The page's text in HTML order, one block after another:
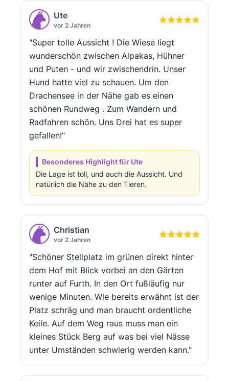
Ute
vor 2 Jahren
"Super tolle Aussicht ! Die Wiese liegt
wunderschön zwischen Alpakas, Hühner
und Puten - und wir zwischendrin. Unser
Hund hatte viel zu schauen. Um den
Drachensee in der Nähe gab es einen
schönen Rundweg . Zum Wandern und
Radfahren schön. Uns Drei hat es super
gefallen!"
Besonderes Highlight für Ute
Die Lage ist toll, und auch die Aussicht. Und
natürlich die Nähe zu den Tieren.
Christian
vor 2 Jahren
"Schöner Stellplatz im grünen direkt hinter
dem Hof mit Blick vorbei an den Gärten
runter auf Furth. In den Ort fußläufig nur
wenige Minuten. Wie bereits erwähnt ist der
Platz schräg und man braucht ordentliche
Keile. Auf dem Weg raus muss man ein
kleines Stück Berg auf was bei viel Nässe
unter Umständen schwierig werden kann."